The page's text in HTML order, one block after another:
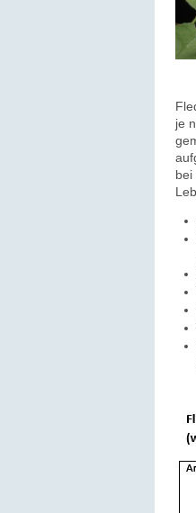
je
bei